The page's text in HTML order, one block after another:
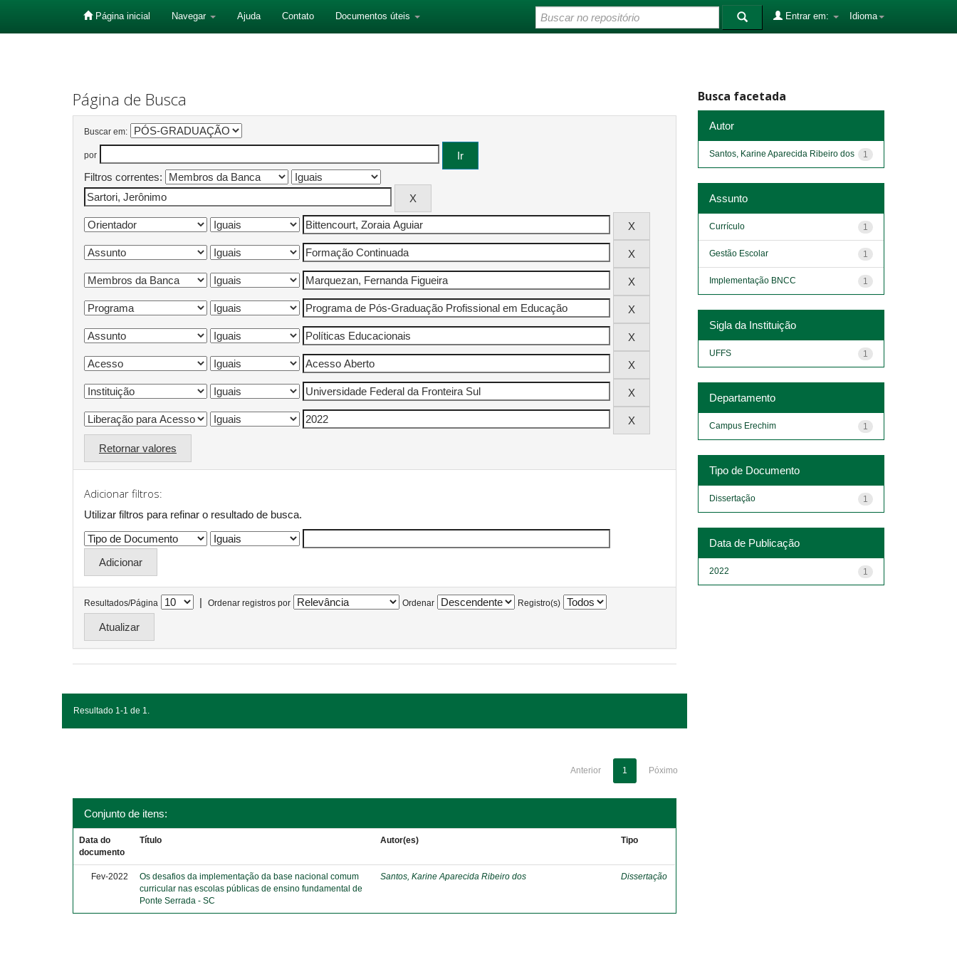
Página inicial Navegar Ajuda Contato Documentos úteis Idioma
Entrar em:
Página de Busca
Buscar em:
por
Filtros correntes:
Retornar valores
Adicionar filtros:
Utilizar filtros para refinar o resultado de busca.
Resultados/Página | Ordenar registros por Ordenar Registro(s)
Resultado 1-1 de 1.
Anterior 1 Póximo
Conjunto de itens:
Data do
documento
Título Autor(es) Tipo
Fev-2022
Os desafios da implementação da base nacional comum
curricular nas escolas públicas de ensino fundamental de
Ponte Serrada - SC
Santos, Karine Aparecida Ribeiro dos Dissertação
Busca facetada
Autor
1
Santos, Karine Aparecida Ribeiro dos
Assunto
1
Currículo
1
Gestão Escolar
1
Implementação BNCC
Sigla da Instituição
1
UFFS
Departamento
1
Campus Erechim
Tipo de Documento
1
Dissertação
Data de Publicação
1
2022